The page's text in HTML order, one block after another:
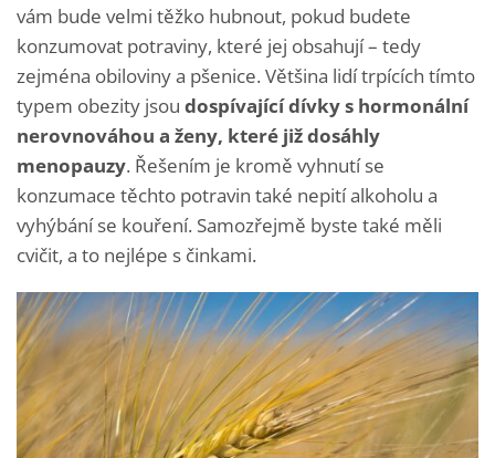
vám bude velmi těžko hubnout, pokud budete
konzumovat potraviny, které jej obsahují – tedy
zejména obiloviny a pšenice. Většina lidí trpících tímto
typem obezity jsou dospívající dívky s hormonální
nerovnováhou a ženy, které již dosáhly
menopauzy. Řešením je kromě vyhnutí se
konzumace těchto potravin také nepití alkoholu a
vyhýbání se kouření. Samozřejmě byste také měli
cvičit, a to nejlépe s činkami.